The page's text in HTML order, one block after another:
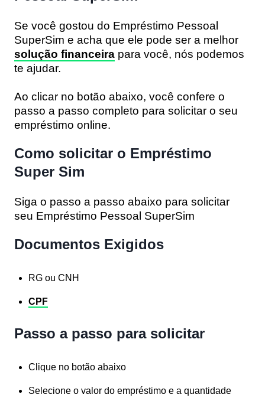
Se você gostou do Empréstimo Pessoal
SuperSim e acha que ele pode ser a melhor
solução financeira para você, nós podemos
te ajudar.
Ao clicar no botão abaixo, você confere o
passo a passo completo para solicitar o seu
empréstimo online.
Como solicitar o Empréstimo
Super Sim
Siga o passo a passo abaixo para solicitar
seu Empréstimo Pessoal SuperSim
Documentos Exigidos
RG ou CNH
CPF
Passo a passo para solicitar
Clique no botão abaixo
Selecione o valor do empréstimo e a quantidade